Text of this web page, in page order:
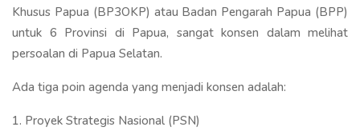
Khusus Papua (BP3OKP) atau Badan Pengarah Papua (BPP)
untuk 6 Provinsi di Papua, sangat konsen dalam melihat
persoalan di Papua Selatan.
Ada tiga poin agenda yang menjadi konsen adalah:
1. Proyek Strategis Nasional (PSN)